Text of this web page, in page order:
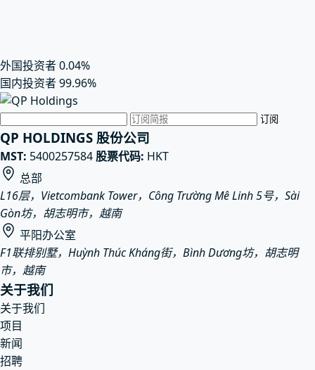
外国投资者0.04%
国内投资者99.96%
电子邮件 订阅
QP HOLDINGS 股份公司
MST: 5400257584 股票代码: HKT
总部
L16层，Vietcombank Tower，Công Trường Mê Linh 5号，Sài
Gòn坊，胡志明市，越南
平阳办公室
F1联排别墅，Huỳnh Thúc Kháng街，Bình Dương坊，胡志明
市，越南
关于我们
关于我们
项目
新闻
招聘